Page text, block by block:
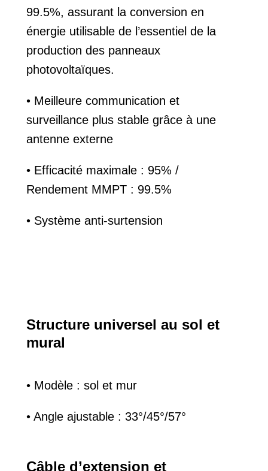
99.5%, assurant la conversion en
énergie utilisable de l’essentiel de la
production des panneaux
photovoltaïques.
• Meilleure communication et
surveillance plus stable grâce à une
antenne externe
• Efficacité maximale : 95% /
Rendement MMPT : 99.5%
• Système anti-surtension
Structure universel au sol et
mural
• Modèle : sol et mur
• Angle ajustable : 33°/45°/57°
Câble d’extension et